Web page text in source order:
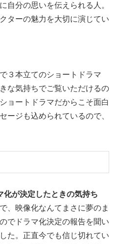
自分の思いを伝えられる人。
ターの魅力を大切に演じてい
３本立てのショートドラマ
な気持ちでご覧いただけるの
ョートドラマだからこそ面白
ージも込められているので、
化が決定したときの気持ち
、映像化なんてまさに夢のま
でドラマ化決定の報告を聞い
た。正直今でも信じ切れてい